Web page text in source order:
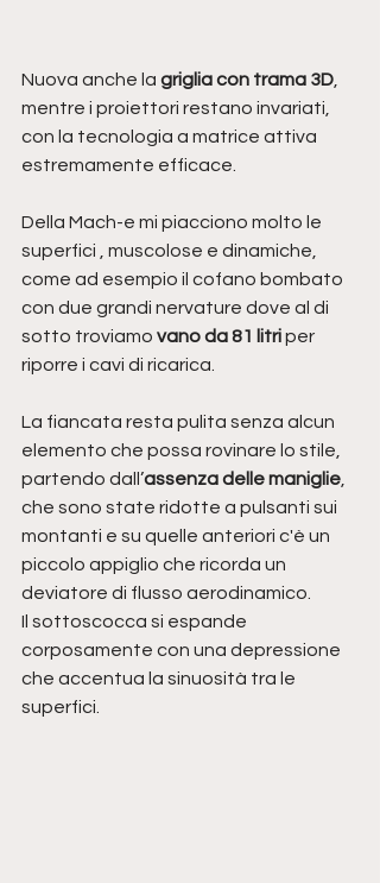
Nuova anche la griglia con trama 3D,
mentre i proiettori restano invariati,
con la tecnologia a matrice attiva
estremamente efficace.
Della Mach-e mi piacciono molto le
superfici , muscolose e dinamiche,
come ad esempio il cofano bombato
con due grandi nervature dove al di
sotto troviamo vano da 81 litri per
riporre i cavi di ricarica.
La fiancata resta pulita senza alcun
elemento che possa rovinare lo stile,
partendo dall’assenza delle maniglie,
che sono state ridotte a pulsanti sui
montanti e su quelle anteriori c'è un
piccolo appiglio che ricorda un
deviatore di flusso aerodinamico.
Il sottoscocca si espande
corposamente con una depressione
che accentua la sinuosità tra le
superfici.